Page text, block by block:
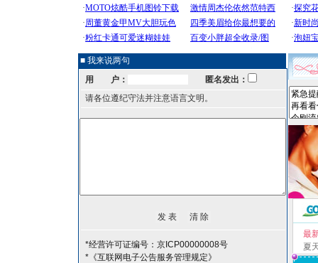
■ 我来说两句
用 户：
匿名发出：
请各位遵纪守法并注意语言文明。
*经营许可证编号：京ICP00000008号
*《互联网电子公告服务管理规定》
最
夏